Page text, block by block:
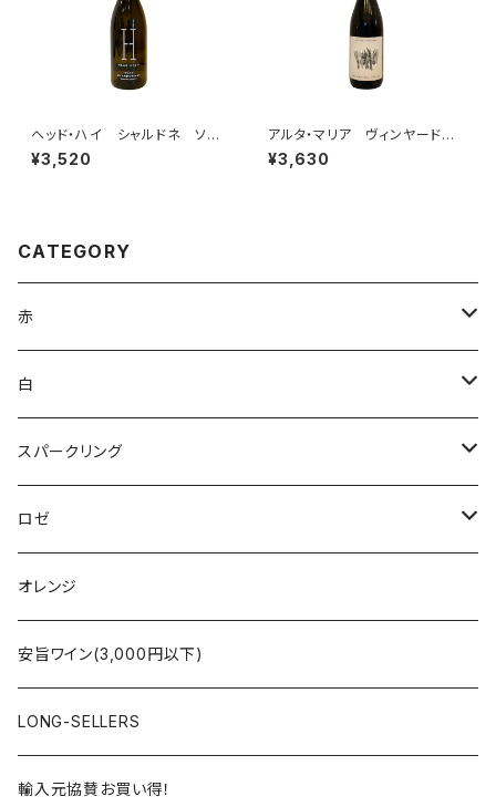
ヘッド・ハイ シャルドネ ソノ
マ・カウンティ 2023
¥3,520
アルタ・マリア ヴィンヤード
シャルドネ 2021
¥3,630
CATEGORY
赤
ブルゴーニュ
ボルドー
シャンパーニュ
コート・デュ・ローヌ
ラングドック・ルーション
アルザス
ロワール
白
アルザス
ブルゴーニュ
ボルドー
ロワール
ローヌ
ラングドック
スパークリング
シャンパーニュ
アルザス
フランス
日本
イタリア
ロゼ
シャンパーニュ
アルザス
ドイツ
オーストラリア
オレンジ
安旨ワイン(3,000円以下)
LONG-SELLERS
輸入元協賛お買い得！